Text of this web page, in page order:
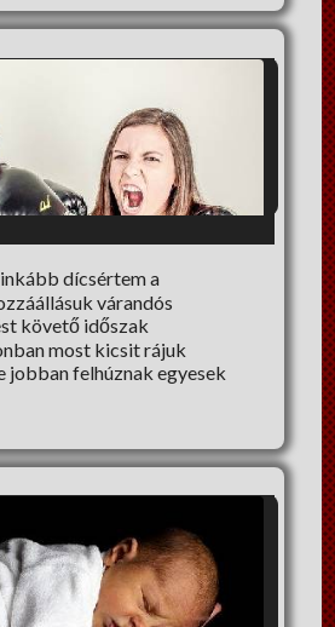
NagyUtazó
Könyvajánló
Ünnepek
Életmód
A nagy fogyidráma
Lelki Pillér
Régiségek
Cooltúr Koktél
Limonádé
dícsértem a
várandós
követő időszak
most kicsit rájuk
jobban felhúznak egyesek